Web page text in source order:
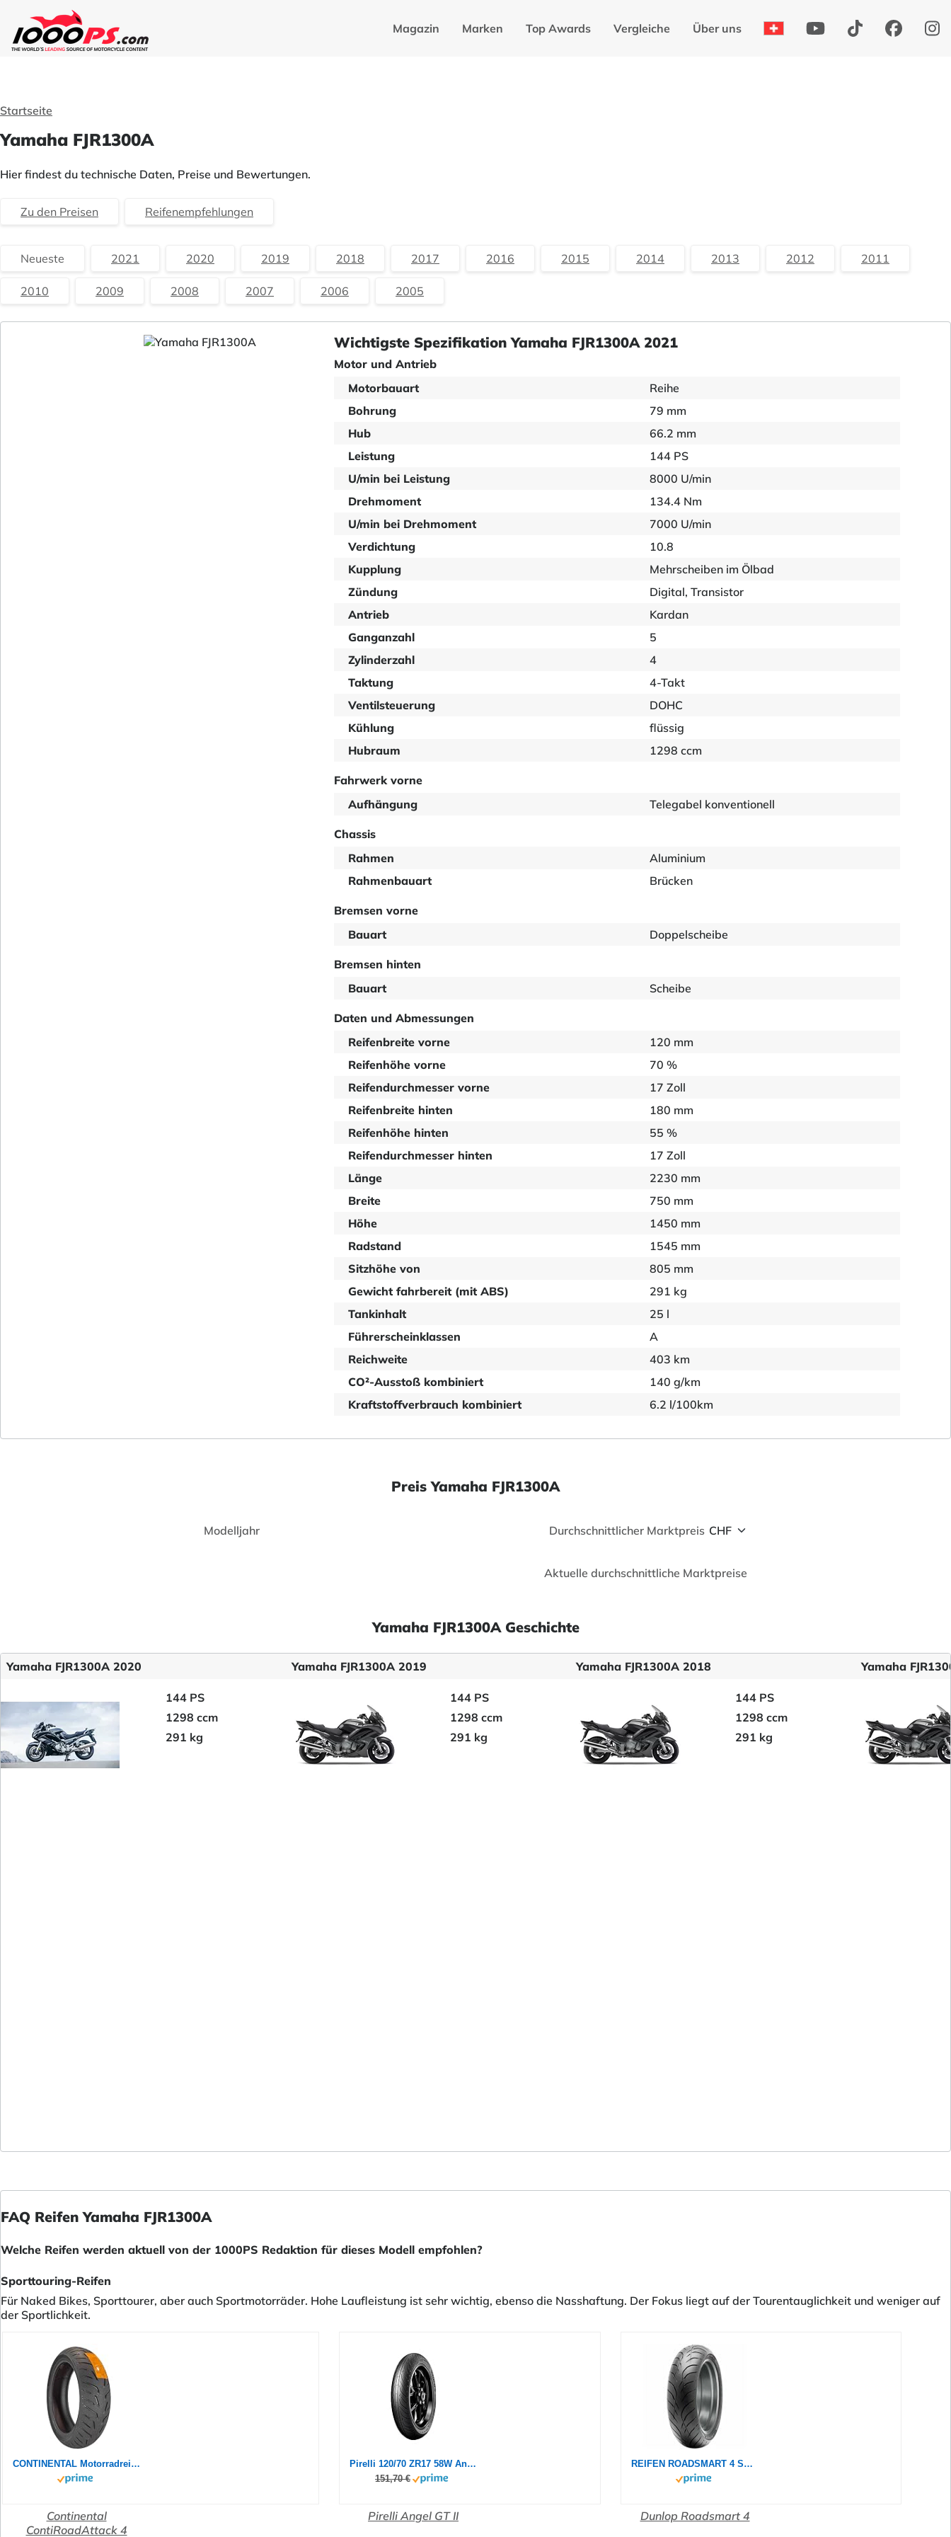
Magazin Marken Top Awards Vergleiche Über uns
Startseite
Yamaha FJR1300A
Hier findest du technische Daten, Preise und Bewertungen.
Zu den Preisen Reifenempfehlungen
Neueste 2021 2020 2019 2018 2017 2016 2015 2014 2013 2012 2011
2010 2009 2008 2007 2006 2005
Wichtigste Spezifikation Yamaha FJR1300A 2021
Motor und Antrieb
Motorbauart
Reihe
Bohrung
79 mm
Hub
66.2 mm
Leistung
144 PS
U/min bei Leistung
8000 U/min
Drehmoment
134.4 Nm
U/min bei Drehmoment
7000 U/min
Verdichtung
10.8
Kupplung
Mehrscheiben im Ölbad
Zündung
Digital, Transistor
Antrieb
Kardan
Ganganzahl
5
Zylinderzahl
4
Taktung
4-Takt
Ventilsteuerung
DOHC
Kühlung
flüssig
Hubraum
1298 ccm
Fahrwerk vorne
Aufhängung
Telegabel konventionell
Chassis
Rahmen
Aluminium
Rahmenbauart
Brücken
Bremsen vorne
Bauart
Doppelscheibe
Bremsen hinten
Bauart
Scheibe
Daten und Abmessungen
Reifenbreite vorne
120 mm
Reifenhöhe vorne
70 %
Reifendurchmesser vorne
17 Zoll
Reifenbreite hinten
180 mm
Reifenhöhe hinten
55 %
Reifendurchmesser hinten
17 Zoll
Länge
2230 mm
Breite
750 mm
Höhe
1450 mm
Radstand
1545 mm
Sitzhöhe von
805 mm
Gewicht fahrbereit (mit ABS)
291 kg
Tankinhalt
25 l
Führerscheinklassen
A
Reichweite
403 km
CO²-Ausstoß kombiniert
140 g/km
Kraftstoffverbrauch kombiniert
6.2 l/100km
Preis Yamaha FJR1300A
Modelljahr Durchschnittlicher Marktpreis
Aktuelle durchschnittliche Marktpreise
Yamaha FJR1300A Geschichte
Yamaha FJR1300A 2020
144 PS
1298 ccm
291 kg
Yamaha FJR1300A 2019
144 PS
1298 ccm
291 kg
Yamaha FJR1300A 2018
144 PS
1298 ccm
291 kg
Yamaha
FAQ Reifen Yamaha FJR1300A
Welche Reifen werden aktuell von der 1000PS Redaktion für dieses Modell empfohlen?
Sporttouring-Reifen
Für Naked Bikes, Sporttourer, aber auch Sportmotorräder. Hohe Laufleistung ist sehr wichtig, ebenso die Nasshaftung. Der Fokus liegt auf der Tourentauglichkeit und weniger auf
der Sportlichkeit.
CONTINENTAL Motorradreifen 180/55 ZR 17 M/C TL (73W) CONTIROADATTACK 4 GT
Continental
ContiRoadAttack 4
Pirelli 120/70 ZR17 58W Angel GT II (A)
151,70 €
Pirelli Angel GT II
REIFEN ROADSMART 4 SP 180/55 R17 73W DUNLOP
Dunlop Roadsmart 4